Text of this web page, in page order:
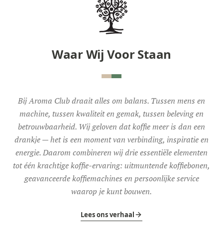
Waar Wij Voor Staan
Bij Aroma Club draait alles om balans. Tussen mens en
machine, tussen kwaliteit en gemak, tussen beleving en
betrouwbaarheid. Wij geloven dat koffie meer is dan een
drankje — het is een moment van verbinding, inspiratie en
energie. Daarom combineren wij drie essentiële elementen
tot één krachtige koffie-ervaring: uitmuntende koffiebonen,
geavanceerde koffiemachines en persoonlijke service
waarop je kunt bouwen.
Lees ons verhaal